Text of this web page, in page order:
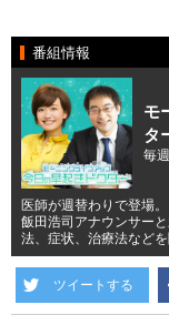
番組情報
モ
タ
毎
医師が週替わりで登場。
飯田浩司アナウンサー
法、症状、治療法など
ツイートする